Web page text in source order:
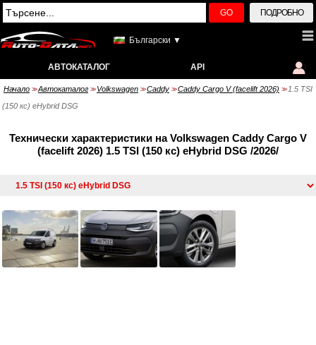
GO ПОДРОБНО
Български ▼
АВТОКАТАЛОГ API
Начало >> Автокаталог >> Volkswagen >> Caddy >> Caddy Cargo V (facelift 2026) >> 1.5 TSI
(150 кс) eHybrid DSG
Технически характеристики на Volkswagen Caddy Cargo V
(facelift 2026) 1.5 TSI (150 кс) eHybrid DSG /2026/